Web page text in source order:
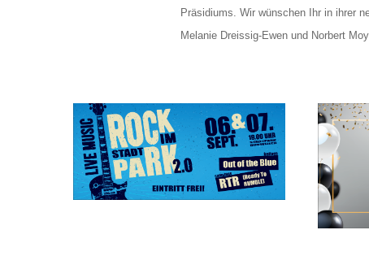
Präsidiums. Wir wünschen Ihr in ihrer
Melanie Dreissig-Ewen und Norbert